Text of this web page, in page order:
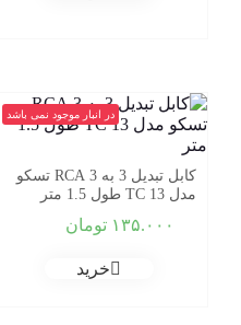
در انبار موجود نمی باشد
کابل تبدیل 3 به 3 RCA تسکو
مدل TC 13 طول 1.5 متر
۱۳۵.۰۰۰ تومان
خرید